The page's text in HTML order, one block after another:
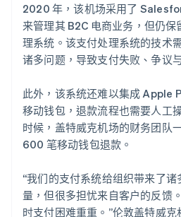
2020 年，该机场采用了
来管理其 B2C 电商业务，但仍
理系统。该支付处理系统的技术
诸多问题，导致支付失败、争议
此外，该系统还难以集成 Apple
移动钱包，退款流程也需要人工
时候，盖特威克机场的财务团队
600 笔移动钱包退款。
“我们的支付系统给组织带来了
量，但很多担忧来自客户的反馈
时支付困难重重。”伦敦盖特威